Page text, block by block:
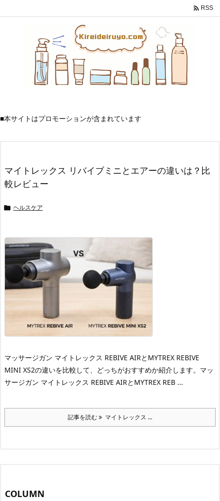
 RSS
■本サイトはプロモーションが含まれています
マイトレックス リバイブミニとエアーの違いは？比
較レビュー
 ヘルスケア
マッサージガン マイトレックス REBIVE AIRとMYTREX REBIVE
MINI XS2の違いを比較して、どっちがおすすめか紹介します。 マッ
サージガン マイトレックス REBIVE AIRとMYTREX REB ...
記事を読む マイトレックス ...
COLUMN